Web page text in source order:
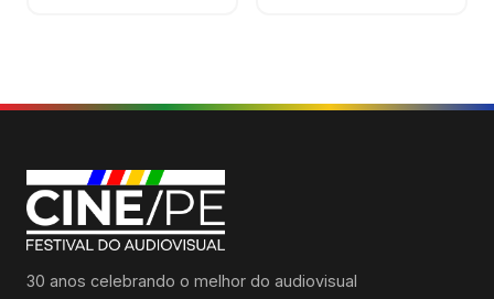
30 anos celebrando o melhor do audiovisual